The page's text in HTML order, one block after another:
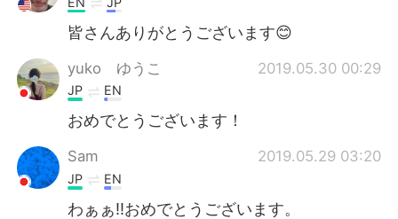
Indonesia Italiano
Türkçe
Português
皆さんありがとうございます😊
yuko ゆうこ 2019.05.30 00:29
JP EN
おめでとうございます！
Sam 2019.05.29 03:20
JP EN
わぁぁ‼︎おめでとうございます。